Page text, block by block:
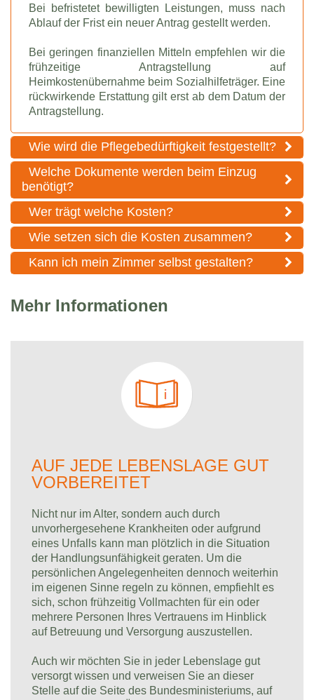
Bei befristetet bewilligten Leistungen, muss nach
Ablauf der Frist ein neuer Antrag gestellt werden.
Bei geringen finanziellen Mitteln empfehlen wir die
frühzeitige Antragstellung auf
Heimkostenübernahme beim Sozialhilfeträger. Eine
rückwirkende Erstattung gilt erst ab dem Datum der
Antragstellung.
Wie wird die Pflegebedürftigkeit festgestellt?
Welche Dokumente werden beim Einzug
benötigt?
Wer trägt welche Kosten?
Wie setzen sich die Kosten zusammen?
Kann ich mein Zimmer selbst gestalten?
Mehr Informationen
AUF JEDE LEBENSLAGE GUT
VORBEREITET
Nicht nur im Alter, sondern auch durch
unvorhergesehene Krankheiten oder aufgrund
eines Unfalls kann man plötzlich in die Situation
der Handlungsunfähigkeit geraten. Um die
persönlichen Angelegenheiten dennoch weiterhin
im eigenen Sinne regeln zu können, empfiehlt es
sich, schon frühzeitig Vollmachten für ein oder
mehrere Personen Ihres Vertrauens im Hinblick
auf Betreuung und Versorgung auszustellen.
Auch wir möchten Sie in jeder Lebenslage gut
versorgt wissen und verweisen Sie an dieser
Stelle auf die Seite des Bundesministeriums, auf